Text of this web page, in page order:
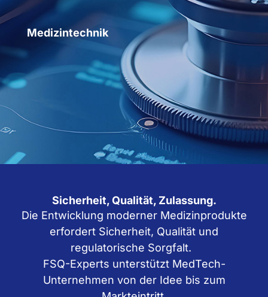
Medizintechnik
Sicherheit, Qualität, Zulassung.
Die Entwicklung moderner Medizinprodukte
erfordert Sicherheit, Qualität und
regulatorische Sorgfalt.
FSQ-Experts unterstützt MedTech-
Unternehmen von der Idee bis zum